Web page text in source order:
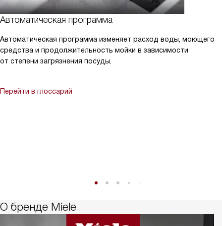
Автоматическая программа
Автоматическая программа изменяет расход воды, моющего
средства и продолжительность мойки в зависимости
от степени загрязнения посуды.
Перейти в глоссарий
О бренде Miele